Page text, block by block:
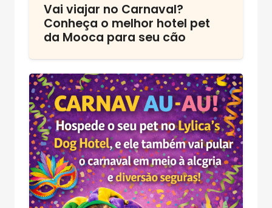
Vai viajar no Carnaval?
Conheça o melhor hotel pet
da Mooca para seu cão